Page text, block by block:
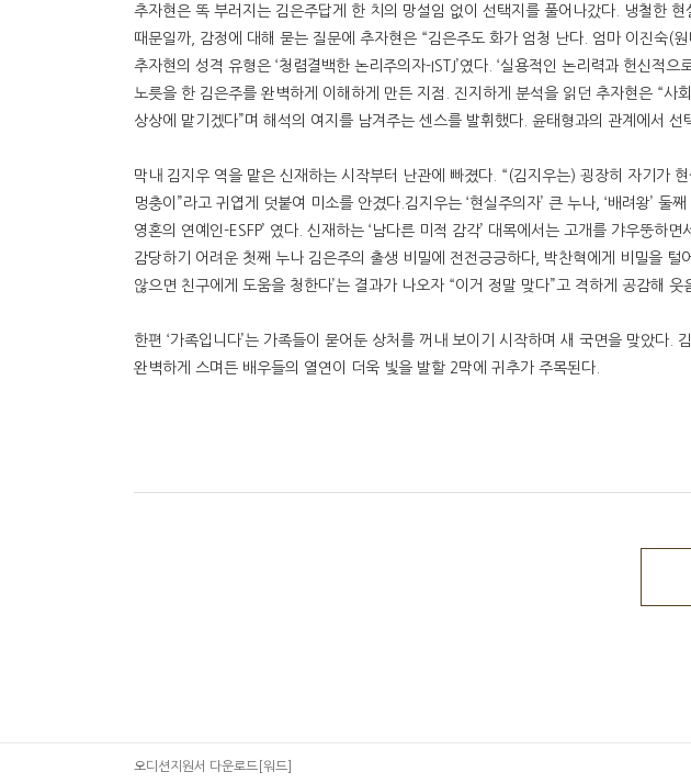
추자현은 똑 부러지는 김은주답게 한 치의 망설임 없이 선택지를 풀어나갔다. 냉철한
때문일까, 감정에 대해 묻는 질문에 추자현은 “김은주도 화가 엄청 난다. 엄마 이진숙(
추자현의 성격 유형은 ‘청렴결백한 논리주의자-ISTJ’였다. ‘실용적인 논리력과 헌신적
노릇을 한 김은주를 완벽하게 이해하게 만든 지점. 진지하게 분석을 읽던 추자현은 “
상상에 맡기겠다”며 해석의 여지를 남겨주는 센스를 발휘했다. 윤태형과의 관계에서
막내 김지우 역을 맡은 신재하는 시작부터 난관에 빠졌다. “(김지우는) 굉장히 자기가
멍충이”라고 귀엽게 덧붙여 미소를 안겼다.김지우는 ‘현실주의자’ 큰 누나, ‘배려왕’
영혼의 연예인-ESFP’ 였다. 신재하는 ‘남다른 미적 감각’ 대목에서는 고개를 갸우뚱하
감당하기 어려운 첫째 누나 김은주의 출생 비밀에 전전긍긍하다, 박찬혁에게 비밀을
않으면 친구에게 도움을 청한다’는 결과가 나오자 “이거 정말 맞다”고 격하게 공감해 웃
한편 ‘가족입니다’는 가족들이 묻어둔 상처를 꺼내 보이기 시작하며 새 국면을 맞았다
완벽하게 스며든 배우들의 열연이 더욱 빛을 발할 2막에 귀추가 주목된다.
오디션지원서 다운로드[워드]